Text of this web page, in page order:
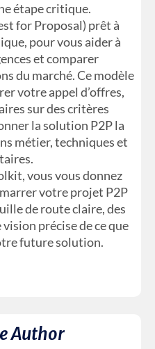
étape critique.
for Proposal) prêt à
pour vous aider à
et comparer
du marché. Ce modèle
votre appel d’offres,
sur des critères
la solution P2P la
métier, techniques et
vous vous donnez
votre projet P2P
de route claire, des
précise de ce que
future solution.
Author